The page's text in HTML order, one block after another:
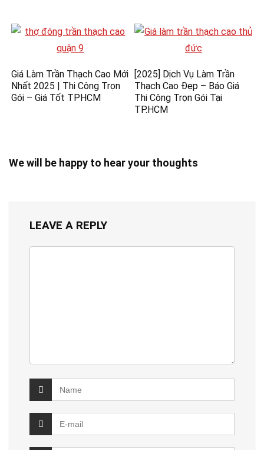
Giá Làm Trần Thạch Cao Mới
Nhất 2025 | Thi Công Trọn
Gói – Giá Tốt TPHCM
[2025] Dịch Vụ Làm Trần
Thạch Cao Đẹp – Báo Giá
Thi Công Trọn Gói Tại
TP.HCM
We will be happy to hear your thoughts
LEAVE A REPLY